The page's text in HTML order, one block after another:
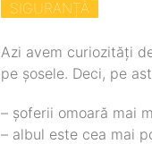
SIGURANȚĂ
Azi avem curiozități
pe șosele. Deci, pe
– șoferii omoară mai
– albul este cea mai